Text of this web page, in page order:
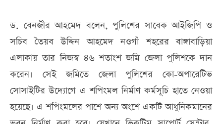
ড. বেনজীর আহমেদ বলেন, পুলিশের সাবেক আইজিপি ও
সচিব তৈয়ব উদ্দিন আহমেদ নওগাঁ শহরের বাঙ্গাবাড়িয়া
এলাকায় তার নিজস্ব ৪৬ শতাংশ জমি জেলা পুলিশকে দান
করেন। সেই জমিতে জেলা পুলিশের কো-অপারেটিভ
সোসাইটির উদ্যোগে এ শপিংমল নির্মাণ কর্মসূচি হাতে নেওয়া
হয়েছে। এ শপিংমলের পাশে অন্য অংশে একটি আধুনিকমানের